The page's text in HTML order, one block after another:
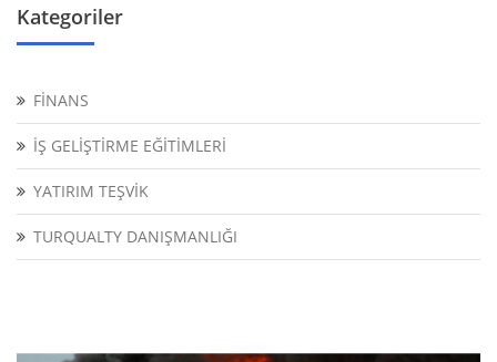
Kategoriler
FİNANS
İŞ GELİŞTİRME EĞİTİMLERİ
YATIRIM TEŞVİK
TURQUALTY DANIŞMANLIĞI